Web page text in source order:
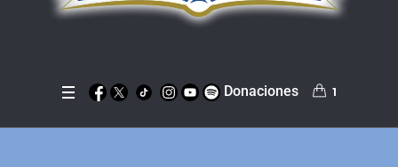
Donaciones 1